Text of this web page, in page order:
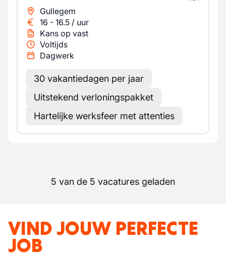
Gullegem
16 - 16.5 / uur
Kans op vast
Voltijds
Dagwerk
30 vakantiedagen per jaar
Uitstekend verloningspakket
Hartelijke werksfeer met attenties
5 van de 5 vacatures geladen
VIND JOUW PERFECTE
JOB